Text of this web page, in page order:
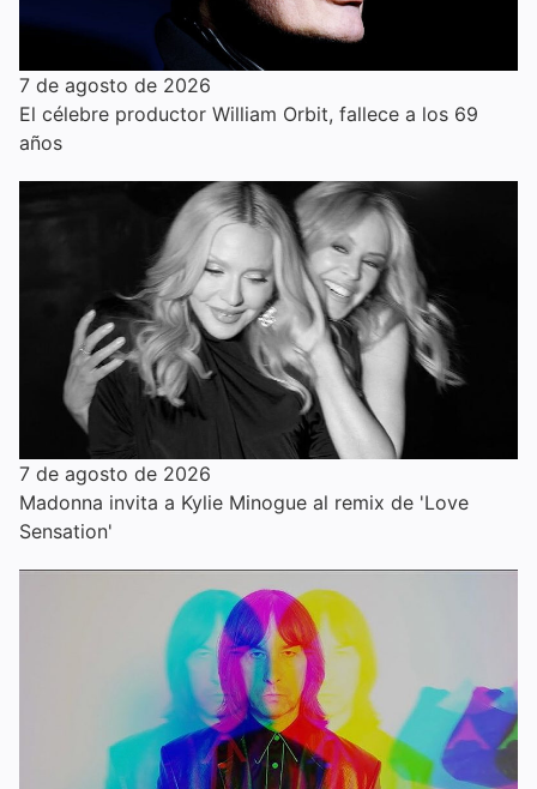
7 de agosto de 2026
El célebre productor William Orbit, fallece a los 69
años
7 de agosto de 2026
Madonna invita a Kylie Minogue al remix de 'Love
Sensation'